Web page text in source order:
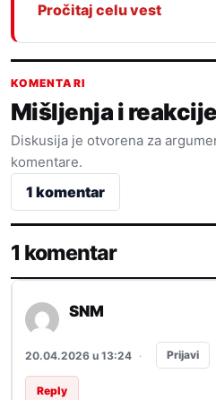
Pročitaj celu vest
KOMENTARI
Mišljenja i
Diskusija je otvorena za
komentare.
1 komentar
1 komentar
SNM
20.04.2026 u 13:24 · Prijavi
Reply